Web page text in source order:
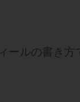
ールの書き方